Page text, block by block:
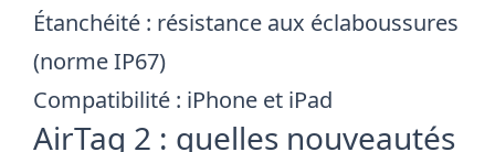
Étanchéité : résistance aux éclaboussures
(norme IP67)
Compatibilité : iPhone et iPad
AirTag 2 : quelles nouveautés